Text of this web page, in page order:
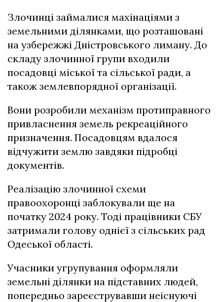
Злочинці займалися махінаціями з
земельними ділянками, що розташовані
на узбережжі Дністровського лиману. До
складу злочинної групи входили
посадовці міської та сільської ради, а
також землевпорядної організації.
Вони розробили механізм протиправного
привласнення земель рекреаційного
призначення. Посадовцям вдалося
відчужити землю завдяки підробці
документів.
Реалізацію злочинної схеми
правоохоронці заблокували ще на
початку 2024 року. Тоді працівники СБУ
затримали голову однієї з сільських рад
Одеської області.
Учасники угрупування оформляли
земельні ділянки на підставних людей,
попередньо зареєструвавши неіснуючі